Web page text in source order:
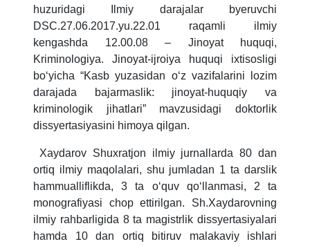
huzuridagi Ilmiy darajalar byeruvchi
DSC.27.06.2017.yu.22.01 raqamli ilmiy
kengashda 12.00.08 – Jinoyat huquqi,
Kriminologiya. Jinoyat-ijroiya huquqi ixtisosligi
bo‘yicha “Kasb yuzasidan o‘z vazifalarini lozim
darajada bajarmaslik: jinoyat-huquqiy va
kriminologik jihatlari” mavzusidagi doktorlik
dissyertasiyasini himoya qilgan.
Xaydarov Shuxratjon ilmiy jurnallarda 80 dan
ortiq ilmiy maqolalari, shu jumladan 1 ta darslik
hammualliflikda, 3 ta o‘quv qo‘llanmasi, 2 ta
monografiyasi chop ettirilgan. Sh.Xaydarovning
ilmiy rahbarligida 8 ta magistrlik dissyertasiyalari
hamda 10 dan ortiq bitiruv malakaviy ishlari